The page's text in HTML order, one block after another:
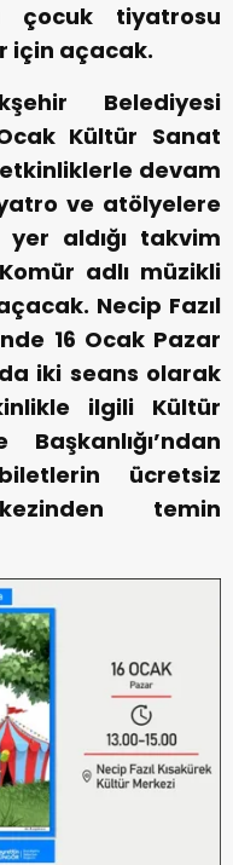
çocuk tiyatrosu
için açacak.
Belediyesi
Kültür Sanat
devam
ve atölyelere
aldığı takvim
adlı müzikli
Necip Fazıl
16 Ocak Pazar
iki seans olarak
ilgili Kültür
ücretsiz
temin